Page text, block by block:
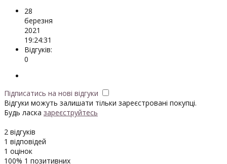
28
березня
2021
19:24:31
Відгуків:
0
Підписатись на нові відгуки
Відгуки можуть залишати тільки зареєстровані покупці.
Будь ласка зареєструйтесь
2 відгуків
1 відповідей
1 оцінок
100% 1 позитивних